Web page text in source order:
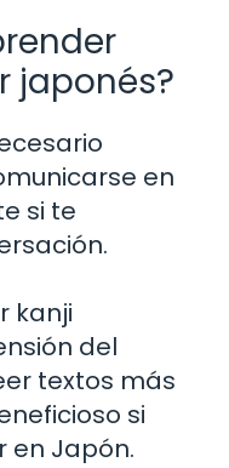
japonés?
en
si te
kanji
del
textos más
si
en Japón.